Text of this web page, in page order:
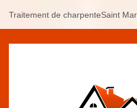
Traitement de charpenteSaint